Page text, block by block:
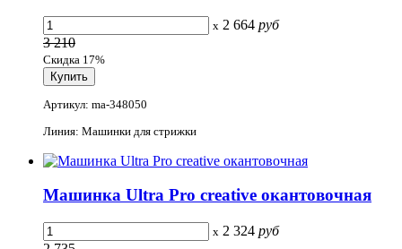
x 2 664 руб
3 210
Скидка 17%
Артикул: ma-348050
Линия: Машинки для стрижки
Машинка Ultra Pro creative окантовочная
x 2 324 руб